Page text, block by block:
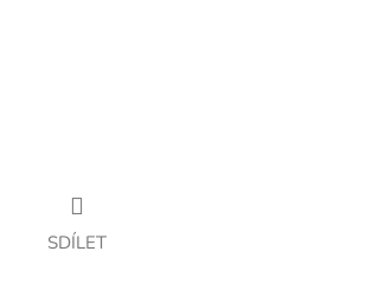
SDÍLET